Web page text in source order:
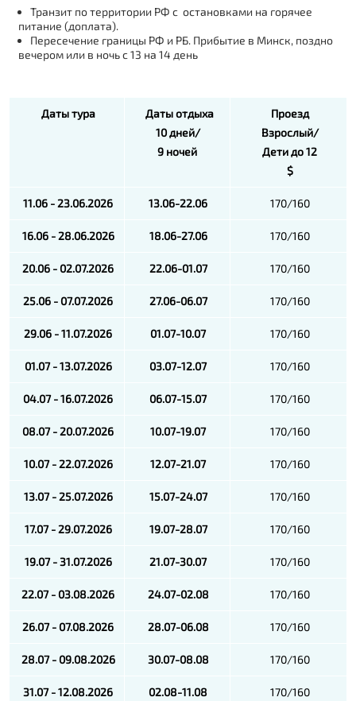
Транзит по территории РФ с остановками на горячее
питание (доплата).
Пересечение границы РФ и РБ. Прибытие в Минск, поздно
вечером или в ночь с 13 на 14 день
Даты тура
Даты отдыха
10 дней/
9 ночей
Проезд
Взрослый/
Дети до 12
$
11.06 - 23.06.2026 13.06-22.06 170/160
16.06 - 28.06.2026 18.06-27.06 170/160
20.06 - 02.07.2026 22.06-01.07 170/160
25.06 - 07.07.2026 27.06-06.07 170/160
29.06 - 11.07.2026 01.07-10.07 170/160
01.07 - 13.07.2026 03.07-12.07 170/160
04.07 - 16.07.2026 06.07-15.07 170/160
08.07 - 20.07.2026 10.07-19.07 170/160
10.07 - 22.07.2026 12.07-21.07 170/160
13.07 - 25.07.2026 15.07-24.07 170/160
17.07 - 29.07.2026 19.07-28.07 170/160
19.07 - 31.07.2026 21.07-30.07 170/160
22.07 - 03.08.2026 24.07-02.08 170/160
26.07 - 07.08.2026 28.07-06.08 170/160
28.07 - 09.08.2026 30.07-08.08 170/160
31.07 - 12.08.2026 02.08-11.08 170/160